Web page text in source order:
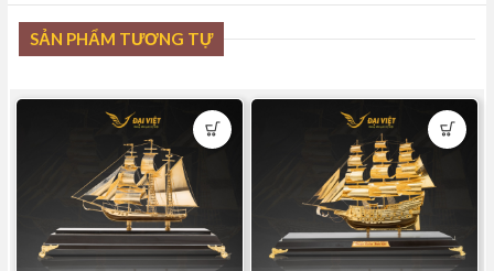
SẢN PHẨM TƯƠNG TỰ